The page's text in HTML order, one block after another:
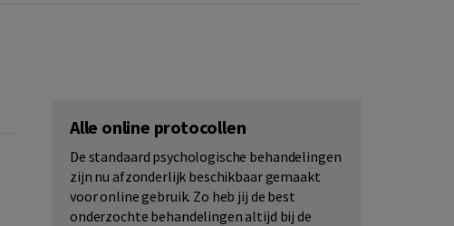
Alle online protocollen
De standaard psychologische behandelingen
zijn nu afzonderlijk beschikbaar gemaakt
voor online gebruik. Zo heb jij de best
onderzochte behandelingen altijd bij de